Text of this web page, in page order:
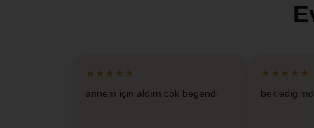
★★★★★
annem için aldım cok begendi
★★★★★